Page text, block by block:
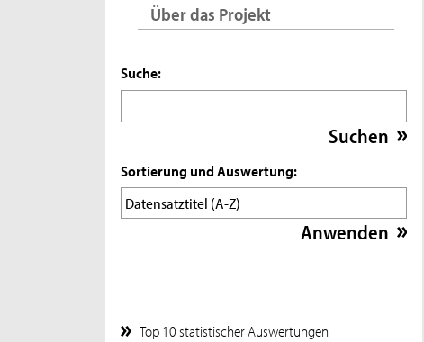
Über das Projekt
Suche:
Sortierung und Auswertung:
Top 10 statistischer Auswertungen